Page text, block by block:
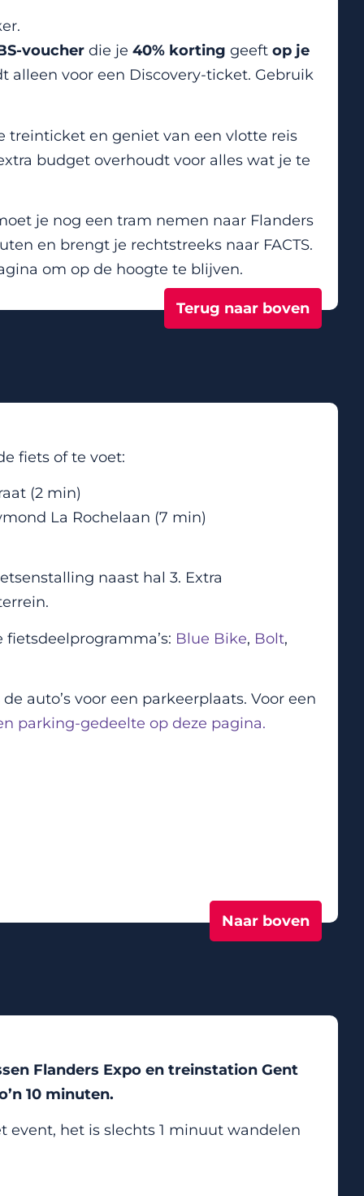
Terug naar boven
voucher die je40% korting geeftop je
alleen voor een Discovery-ticket. Gebruik
treinticket en geniet van een vlotte reis
budget overhoudt voor alles wat je te
je nog een tram nemen naar Flanders
en brengt je rechtstreeks naar FACTS.
om op de hoogte te blijven.
Naar boven
fiets of te voet:
(2 min)
La Rochelaan (7 min)
naast hal 3. Extra
Blue Bike, Bolt,
auto’s voor een parkeerplaats. Voor een
parking-gedeelte op deze pagina.
Flanders Expo en treinstation Gent
10 minuten.
het is slechts 1 minuut wandelen